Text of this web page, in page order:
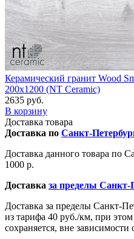
Керамический гранит Wood
200x1200 (NT Ceramic)
2635 руб.
В корзину
Доставка товара
Доставка по Санкт-
Доставка данного товара по
1000 р.
Доставка за пределы Санкт-
Доставка за пределы Санкт-
из тарифа 40 руб./км, при
сохраняется, вне зависимости